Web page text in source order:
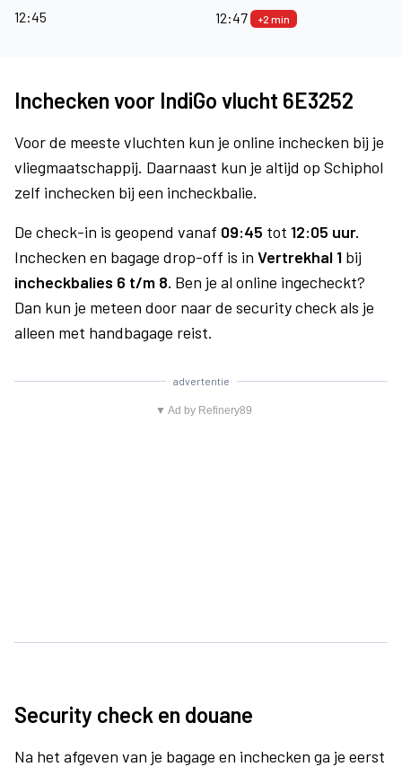
12:45 12:47 +2 min
Inchecken voor IndiGo vlucht 6E3252
Voor de meeste vluchten kun je online inchecken bij je
vliegmaatschappij. Daarnaast kun je altijd op Schiphol
zelf inchecken bij een incheckbalie.
De check-in is geopend vanaf 09:45 tot 12:05 uur.
Inchecken en bagage drop-off is in Vertrekhal 1 bij
incheckbalies 6 t/m 8. Ben je al online ingecheckt?
Dan kun je meteen door naar de security check als je
alleen met handbagage reist.
advertentie
▼ Ad by Refinery89
Security check en douane
Na het afgeven van je bagage en inchecken ga je eerst